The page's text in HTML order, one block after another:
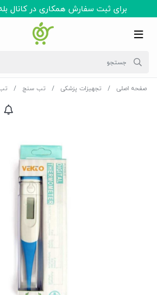
برای ثبت سفارش همکاری در کانال
صفحه اصلی تجهیزات پزشکی تب سنج